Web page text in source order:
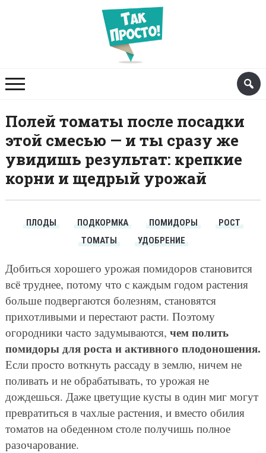
Полей томаты после посадки
этой смесью — и ты сразу же
увидишь результат: крепкие
корни и щедрый урожай
ПЛОДЫ ПОДКОРМКА ПОМИДОРЫ
РОСТ
ТОМАТЫ
УДОБРЕНИЕ
Добиться хорошего урожая помидоров становится
всё труднее, потому что с каждым годом растения
больше подвергаются болезням, становятся
прихотливыми и перестают расти. Поэтому
огородники часто задумываются, чем полить
помидоры для роста и активного плодоношения.
Если просто воткнуть рассаду в землю, ничем не
поливать и не обрабатывать, то урожая не
дождешься. Даже цветущие кусты в один миг могут
превратиться в чахлые растения, и вместо обилия
томатов на обеденном столе получишь полное
разочарование.